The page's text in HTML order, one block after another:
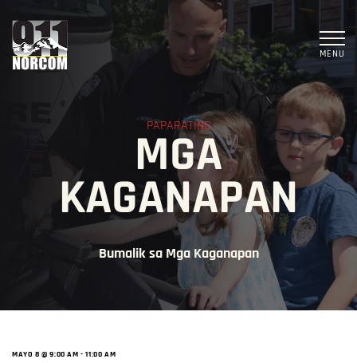
MENU
PAPARATING
MGA
KAGANAPAN
Bumalik sa Mga Kaganapan
MAYO 8 @ 9:00 AM -11:00 AM